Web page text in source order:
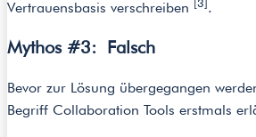
Vertrauensbasis verschreiben
.
Mythos #3: Falsch
Bevor zur Lösung übergegangen
Begriff Collaboration Tools erstmals